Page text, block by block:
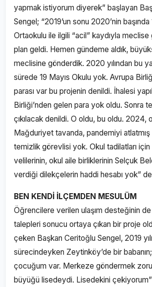
yapmak istiyorum diyerek” başlayan
Sengel; “2019’un sonu 2020’nin başında
Ortaokulu ile ilgili “acil” kaydıyla
plan geldi. Hemen gündeme aldık,
meclisine gönderdik. 2020 yılından bu
sürede 19 Mayıs Okulu yok. Avrupa
parası var bu projenin denildi. İhalesi
Birliği’nden gelen para yok oldu. Sonra
çıkılacak denildi. O oldu, bu oldu. 2024,
Mağduriyet tavanda, pandemiyi
temizlik görevlisi yok. Okul tadilatları
velilerinin, okul aile birliklerinin Selçuk
verdiği dilekçelerin haddi hesabı yok”
BEN KENDİ İLÇEMDEN MESULÜM
Öğrencilere verilen ulaşım desteğinin de
talepleri sonucu ortaya çıkan bir proje
çeken Başkan Ceritoğlu Sengel, 2019
sürecindeyken Zeytinköy’de bir
çocuğum var. Merkeze göndermek
büyüğü lisedeydi. Lisedekini